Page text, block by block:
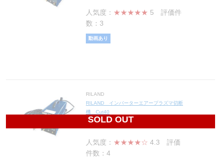
人気度： ★★★★★ 5 評価件
数：3
動画あり
SOLD OUT
RILAND
RILAND インバーターエアープラズマ切断
機 Cut40
51,500
人気度： ★★★★☆ 4.3 評価
件数：4